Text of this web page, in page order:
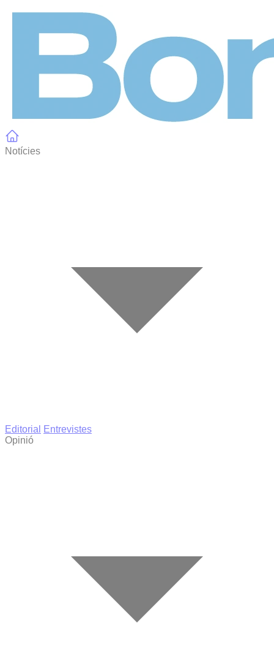
Notícies
Editorial
Entrevistes
Opinió